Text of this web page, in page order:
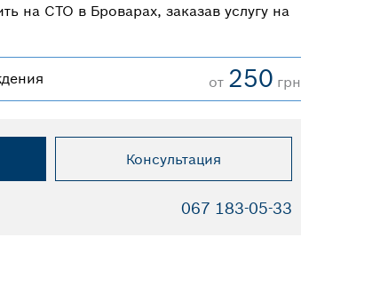
на СТО в Броварах, заказав услугу на
от 250 грн
Консультация
067 183-05-33